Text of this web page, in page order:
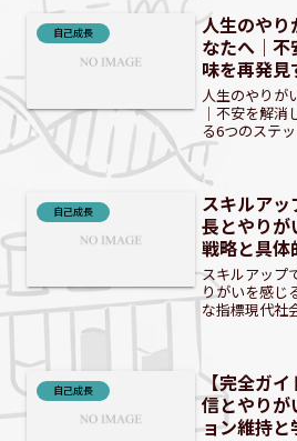
って、将来の
自己成長
人生のやり
なたへ｜
味を再発
人生のやりが
｜不安を解
る6つのステ
単じゃないよ
した不安の正
階で、漠然と
生活に物足り
自己成長
スキルア
長とやりが
戦略と具体
スキルアップ
りがいを感じ
な指標現代社
過程で成長と
自己成長
【完全ガイ
信とやりが
ョン維持と